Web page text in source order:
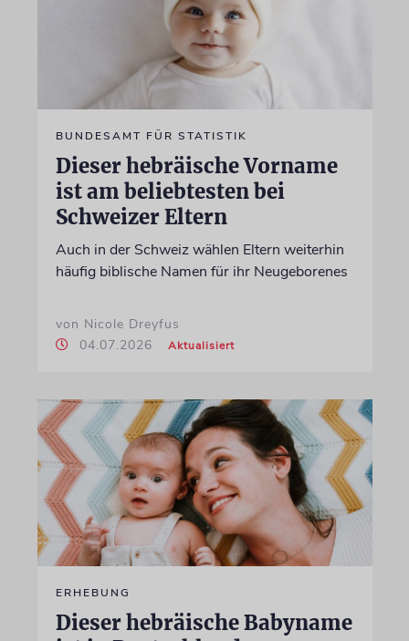
BUNDESAMT FÜR STATISTIK
Dieser hebräische Vorname
ist am beliebtesten bei
Schweizer Eltern
Auch in der Schweiz wählen Eltern weiterhin
häufig biblische Namen für ihr Neugeborenes
von Nicole Dreyfus
04.07.2026
Aktualisiert
ERHEBUNG
Dieser hebräische Babyname